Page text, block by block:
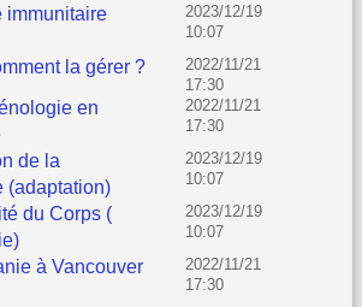
immunitaire
2023/12/19
10:07
la gérer ?
2022/11/21
17:30
en
2022/11/21
17:30
de la
(adaptation)
2023/12/19
10:07
du Corps (
2023/12/19
10:07
à Vancouver
2022/11/21
17:30